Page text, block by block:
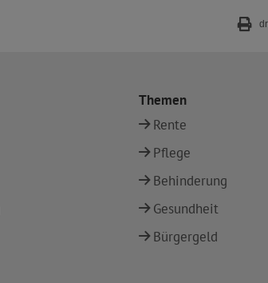
Themen
Rente
Pflege
Behinderung
Gesundheit
Bürgergeld